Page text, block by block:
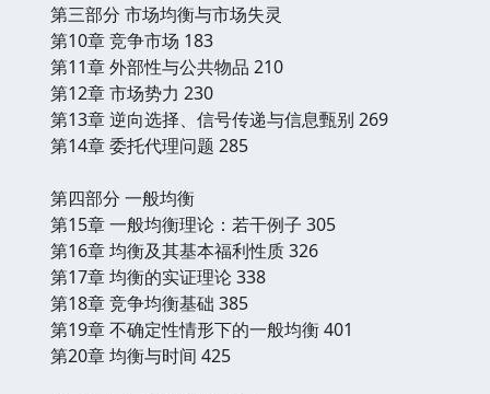
第三部分 市场均衡与市场失灵
第10章 竞争市场 183
第11章 外部性与公共物品 210
第12章 市场势力 230
第13章 逆向选择、信号传递与信息甄别 269
第14章 委托代理问题 285
第四部分 一般均衡
第15章 一般均衡理论：若干例子 305
第16章 均衡及其基本福利性质 326
第17章 均衡的实证理论 338
第18章 竞争均衡基础 385
第19章 不确定性情形下的一般均衡 401
第20章 均衡与时间 425